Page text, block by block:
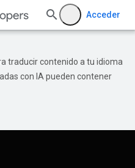
Acceder
traducir contenido a tu idioma
con IA pueden contener